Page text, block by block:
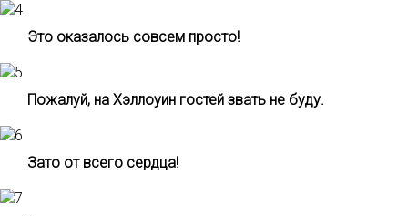
Это оказалось совсем просто!
Пожалуй, на Хэллоуин гостей звать не буду.
Зато от всего сердца!